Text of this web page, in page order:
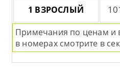
1 ВЗРОСЛЫЙ
Примечания по ценам и
в номерах смотрите в